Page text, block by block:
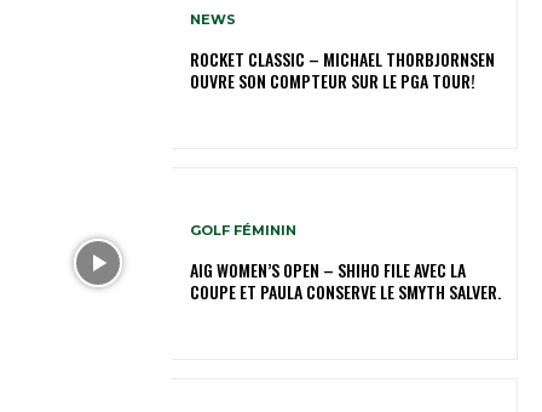
NEWS
ROCKET CLASSIC – MICHAEL THORBJORNSEN
OUVRE SON COMPTEUR SUR LE PGA TOUR!
GOLF FÉMININ
AIG WOMEN’S OPEN – SHIHO FILE AVEC LA
COUPE ET PAULA CONSERVE LE SMYTH SALVER.